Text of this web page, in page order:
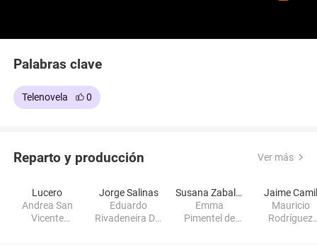
Palabras clave
Telenovela 0
Reparto y producción Ver más
Lucero
Andrea San
Vicente
Jorge Salinas
Eduardo
Rivadeneira Del
Susana Zabaleta
Emma
Pimentel de
Jaime Camil
Mauricio
Rodríguez